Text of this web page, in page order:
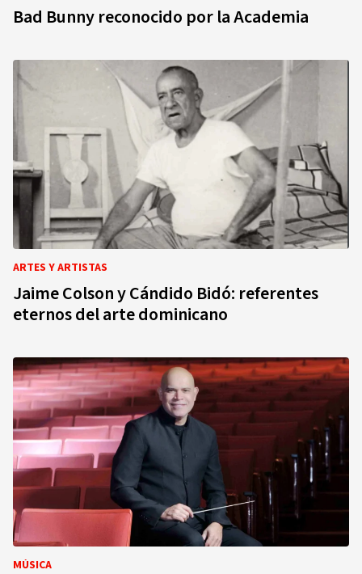
Bad Bunny reconocido por la Academia
ARTES Y ARTISTAS
Jaime Colson y Cándido Bidó: referentes
eternos del arte dominicano
MÚSICA